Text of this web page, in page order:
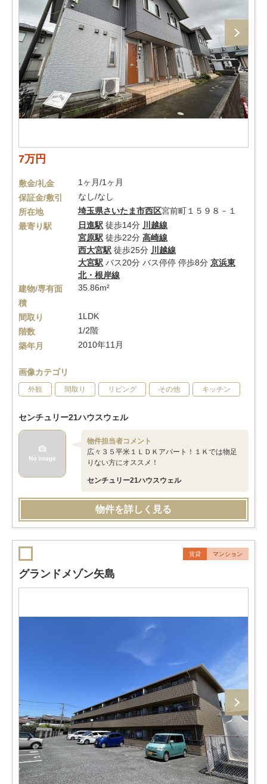
7万円
敷金/礼金
1ヶ月/1ヶ月
保証金/敷引
なし/なし
所在地
埼玉県さいたま市西区宮前町１５９８－１
最寄り駅
日進駅 徒歩14分 川越線
宮原駅 徒歩22分 高崎線
西大宮駅 徒歩25分 川越線
大宮駅 バス20分 バス停停 停歩8分 京浜東
北・根岸線
建物/専有面
積
35.86m²
間取り
1LDK
階数
1/2階
築年月
2010年11月
画像カテゴリ
外観 間取り リビング その他 キッチン
センチュリー21ハウスウェル
物件担当者コメント
広々３５平米１ＬＤＫアパート！１Ｋでは物足
りない方にオススメ！
センチュリー21ハウスウェル
物件を詳しく見る
賃貸 マンション
グランドメゾン矢島